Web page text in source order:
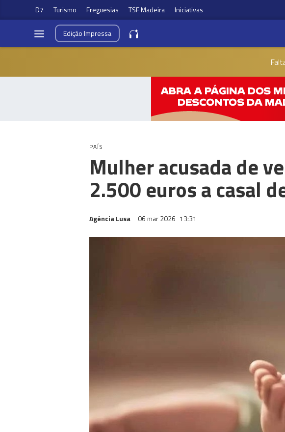
D7 Turismo Freguesias TSF Madeira Iniciativas
EdiçãoImpressa
PAÍS
Mulher acusada de
2.500 euros a casal
Agência Lusa 06 mar 2026 13:31